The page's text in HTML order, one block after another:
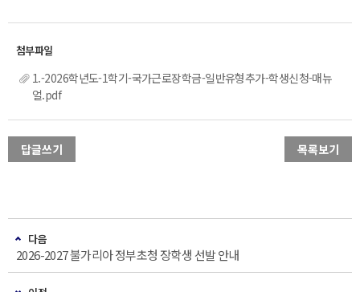
1.-2026학년도-1학기-국가근로장학금-일반유형추가-학생신청-매뉴
얼.pdf
답글쓰기 목록보기
다음
2026-2027 불가리아 정부초청 장학생 선발 안내